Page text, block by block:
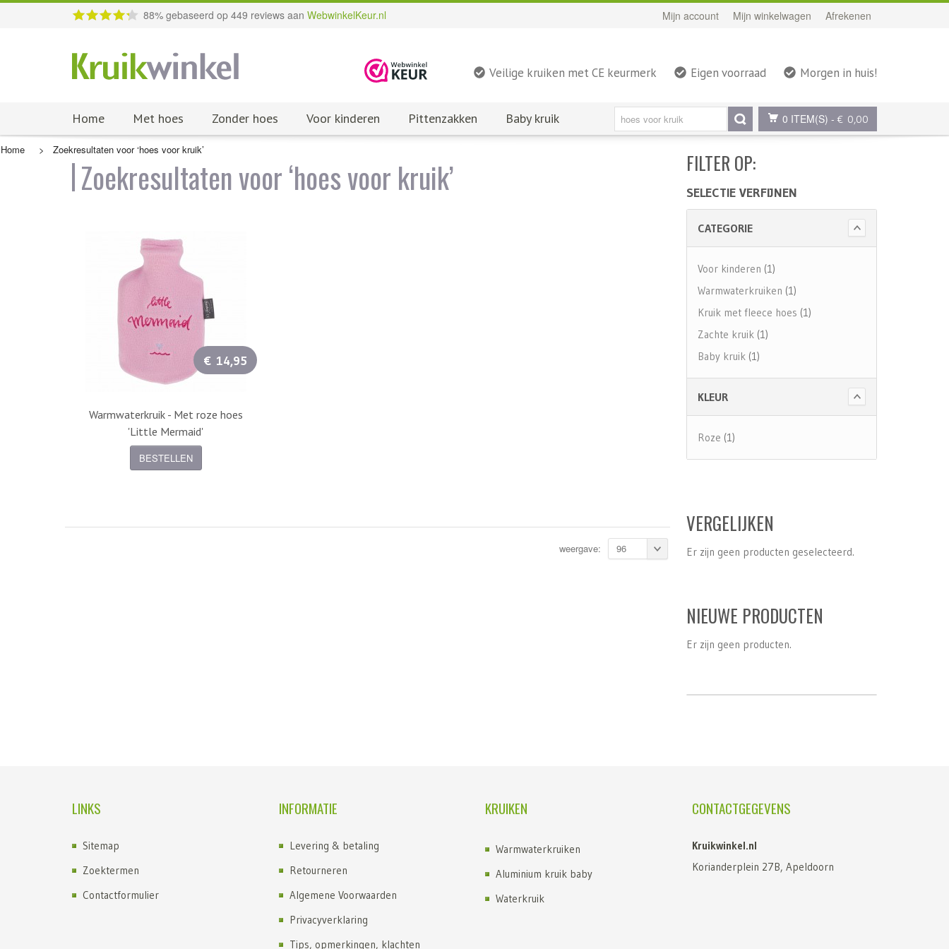
88% gebaseerd op 449 reviews aan WebwinkelKeur.nl Mijn account Mijn winkelwagen Afrekenen
Veilige kruiken met CE keurmerk Eigen voorraad Morgen in huis!
Home Met hoes Zonder hoes Voor kinderen Pittenzakken Baby kruik 0 ITEM(S) - € 0,00
Home > Zoekresultaten voor ‘hoes voor kruik’
Zoekresultaten voor ‘hoes voor kruik’
€ 14,95
Warmwaterkruik - Met roze hoes
'Little Mermaid'
BESTELLEN
weergave: 96
FILTER OP:
SELECTIE VERFIJNEN
CATEGORIE
Voor kinderen (1)
Warmwaterkruiken (1)
Kruik met fleece hoes (1)
Zachte kruik (1)
Baby kruik (1)
KLEUR
Roze (1)
VERGELIJKEN
Er zijn geen producten geselecteerd.
NIEUWE PRODUCTEN
Er zijn geen producten.
LINKS
Sitemap
Zoektermen
Contactformulier
INFORMATIE
Levering & betaling
Retourneren
Algemene Voorwaarden
Privacyverklaring
Tips, opmerkingen, klachten
KRUIKEN
Warmwaterkruiken
Aluminium kruik baby
Waterkruik
CONTACTGEGEVENS
Kruikwinkel.nl
Korianderplein 27B, Apeldoorn